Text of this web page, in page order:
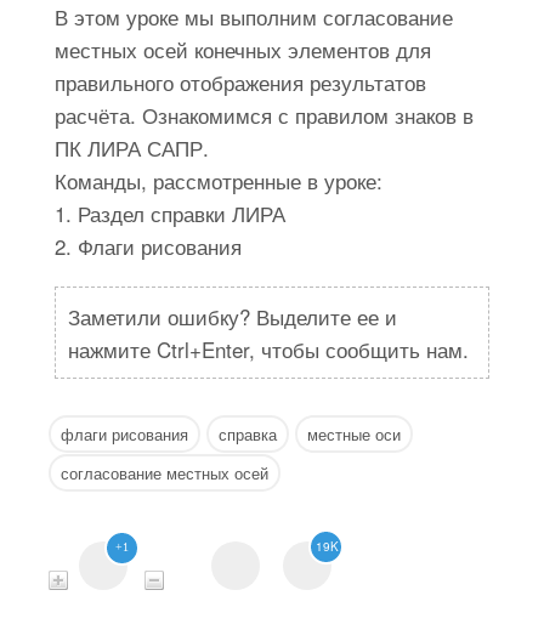
В этом уроке мы выполним согласование
местных осей конечных элементов для
правильного отображения результатов
расчёта. Ознакомимся с правилом знаков в
ПК ЛИРА САПР.
Команды, рассмотренные в уроке:
1. Раздел справки ЛИРА
2. Флаги рисования
Заметили ошибку? Выделите ее и
нажмите Ctrl+Enter, чтобы сообщить нам.
флаги рисования справка
местные оси
согласование местных осей
+1 19K